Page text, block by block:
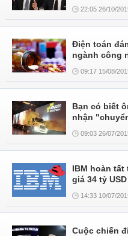
22:05 26/10/
Điện toán
ngành công
09:17 15/08/
Bạn có biết
nhận
09:03 26/07/
IBM hoàn
giá 34 tỷ USD
14:33 10/07/
Cuộc chiến